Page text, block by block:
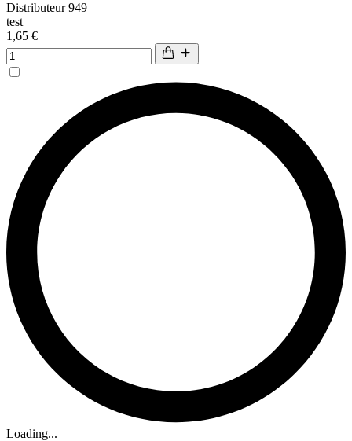
Distributeur 949
test
1,65 €
Loading...